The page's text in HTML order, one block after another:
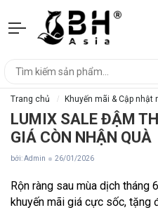
Trang chủ Khuyến mãi & Cập nhật
LUMIX SALE ĐẬM
GIÁ CÒN NHẬN QUÀ
bởi: Admin 26/01/2026
Rộn ràng sau mùa dịch
khuyến mãi giá cực sốc, tặng